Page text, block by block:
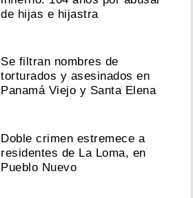
de hijas e hijastra
Se filtran nombres de
torturados y asesinados en
Panamá Viejo y Santa Elena
Doble crimen estremece a
residentes de La Loma, en
Pueblo Nuevo